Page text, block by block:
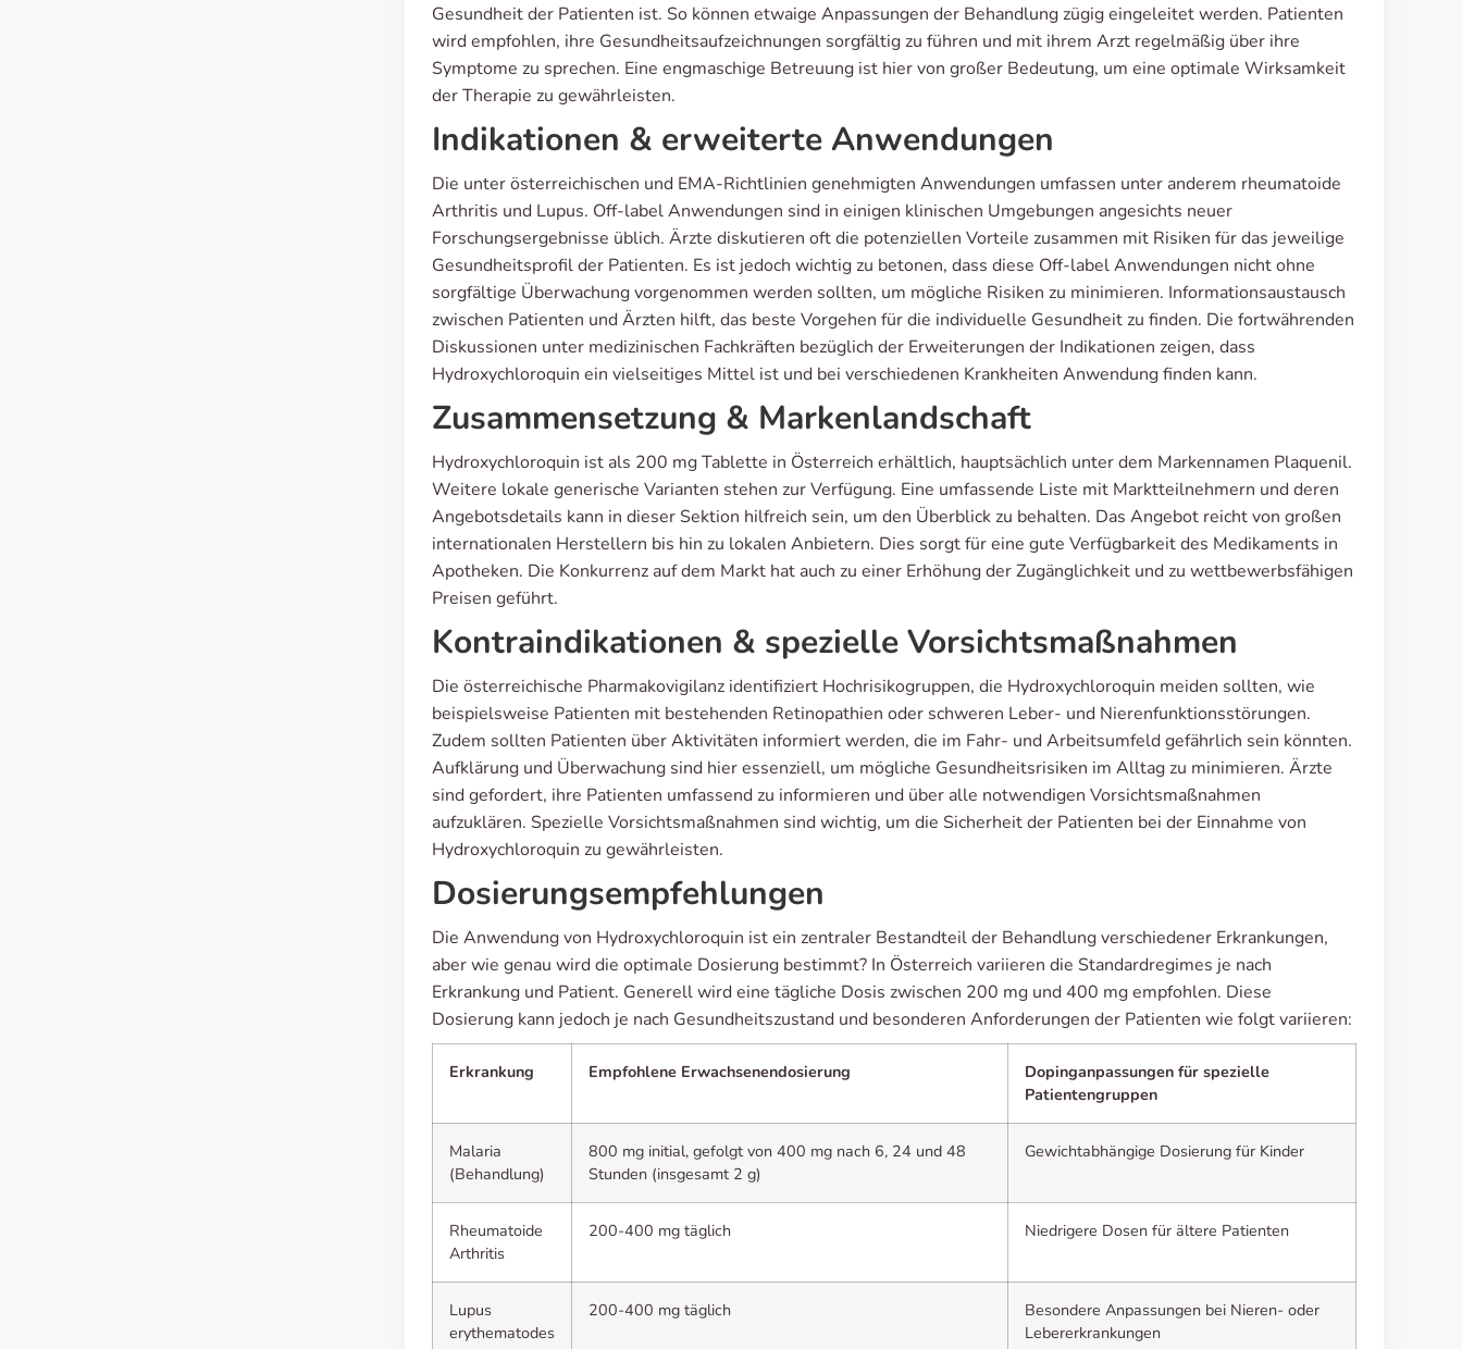
Gesundheit der Patienten ist. So können etwaige Anpassungen der Behandlung zügig eingeleitet werden. Patienten
wird empfohlen, ihre Gesundheitsaufzeichnungen sorgfältig zu führen und mit ihrem Arzt regelmäßig über ihre
Symptome zu sprechen. Eine engmaschige Betreuung ist hier von großer Bedeutung, um eine optimale Wirksamkeit
der Therapie zu gewährleisten.
Indikationen & erweiterte Anwendungen
Die unter österreichischen und EMA-Richtlinien genehmigten Anwendungen umfassen unter anderem rheumatoide
Arthritis und Lupus. Off-label Anwendungen sind in einigen klinischen Umgebungen angesichts neuer
Forschungsergebnisse üblich. Ärzte diskutieren oft die potenziellen Vorteile zusammen mit Risiken für das jeweilige
Gesundheitsprofil der Patienten. Es ist jedoch wichtig zu betonen, dass diese Off-label Anwendungen nicht ohne
sorgfältige Überwachung vorgenommen werden sollten, um mögliche Risiken zu minimieren. Informationsaustausch
zwischen Patienten und Ärzten hilft, das beste Vorgehen für die individuelle Gesundheit zu finden. Die fortwährenden
Diskussionen unter medizinischen Fachkräften bezüglich der Erweiterungen der Indikationen zeigen, dass
Hydroxychloroquin ein vielseitiges Mittel ist und bei verschiedenen Krankheiten Anwendung finden kann.
Zusammensetzung & Markenlandschaft
Hydroxychloroquin ist als 200 mg Tablette in Österreich erhältlich, hauptsächlich unter dem Markennamen Plaquenil.
Weitere lokale generische Varianten stehen zur Verfügung. Eine umfassende Liste mit Marktteilnehmern und deren
Angebotsdetails kann in dieser Sektion hilfreich sein, um den Überblick zu behalten. Das Angebot reicht von großen
internationalen Herstellern bis hin zu lokalen Anbietern. Dies sorgt für eine gute Verfügbarkeit des Medikaments in
Apotheken. Die Konkurrenz auf dem Markt hat auch zu einer Erhöhung der Zugänglichkeit und zu wettbewerbsfähigen
Preisen geführt.
Kontraindikationen & spezielle Vorsichtsmaßnahmen
Die österreichische Pharmakovigilanz identifiziert Hochrisikogruppen, die Hydroxychloroquin meiden sollten, wie
beispielsweise Patienten mit bestehenden Retinopathien oder schweren Leber- und Nierenfunktionsstörungen.
Zudem sollten Patienten über Aktivitäten informiert werden, die im Fahr- und Arbeitsumfeld gefährlich sein könnten.
Aufklärung und Überwachung sind hier essenziell, um mögliche Gesundheitsrisiken im Alltag zu minimieren. Ärzte
sind gefordert, ihre Patienten umfassend zu informieren und über alle notwendigen Vorsichtsmaßnahmen
aufzuklären. Spezielle Vorsichtsmaßnahmen sind wichtig, um die Sicherheit der Patienten bei der Einnahme von
Hydroxychloroquin zu gewährleisten.
Dosierungsempfehlungen
Die Anwendung von Hydroxychloroquin ist ein zentraler Bestandteil der Behandlung verschiedener Erkrankungen,
aber wie genau wird die optimale Dosierung bestimmt? In Österreich variieren die Standardregimes je nach
Erkrankung und Patient. Generell wird eine tägliche Dosis zwischen 200 mg und 400 mg empfohlen. Diese
Dosierung kann jedoch je nach Gesundheitszustand und besonderen Anforderungen der Patienten wie folgt variieren:
Erkrankung Empfohlene Erwachsenendosierung
Dopinganpassungen für spezielle
Patientengruppen
Malaria
(Behandlung)
800 mg initial, gefolgt von 400 mg nach 6, 24 und 48
Stunden (insgesamt 2 g)
Gewichtabhängige Dosierung für Kinder
Rheumatoide
Arthritis
200-400 mg täglich Niedrigere Dosen für ältere Patienten
Lupus
erythematodes
200-400 mg täglich
Besondere Anpassungen bei Nieren- oder
Lebererkrankungen